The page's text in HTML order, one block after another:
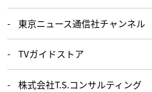
東京ニュース通信社チャンネル
TVガイドストア
株式会社T.S.コンサルティング